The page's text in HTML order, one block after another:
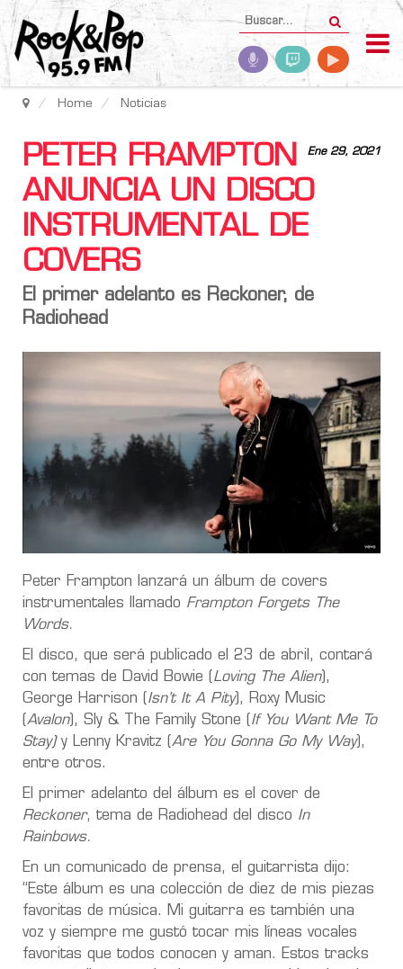
Home Noticias
Ene 29, 2021
PETER FRAMPTON
ANUNCIA UN DISCO
INSTRUMENTAL DE
COVERS
El primer adelanto es Reckoner, de
Radiohead
Peter Frampton lanzará un álbum de covers
instrumentales llamado Frampton Forgets The
Words.
El disco, que será publicado el 23 de abril, contará
con temas de David Bowie ( Loving The Alien),
George Harrison ( Isn’t It A Pity), Roxy Music
Avalon), Sly & The Family Stone ( If You Want Me To
Stay)y Lenny Kravitz ( Are You Gonna Go My Way),
entre otros.
El primer adelanto del álbum es el cover de
Reckoner, tema de Radiohead del disco In
Rainbows.
En un comunicado de prensa, el guitarrista dijo:
“Este álbum es una colección de diez de mis piezas
favoritas de música. Mi guitarra es también una
voz y siempre me gustó tocar mis líneas vocales
favoritas que todos conocen y aman. Estos tracks